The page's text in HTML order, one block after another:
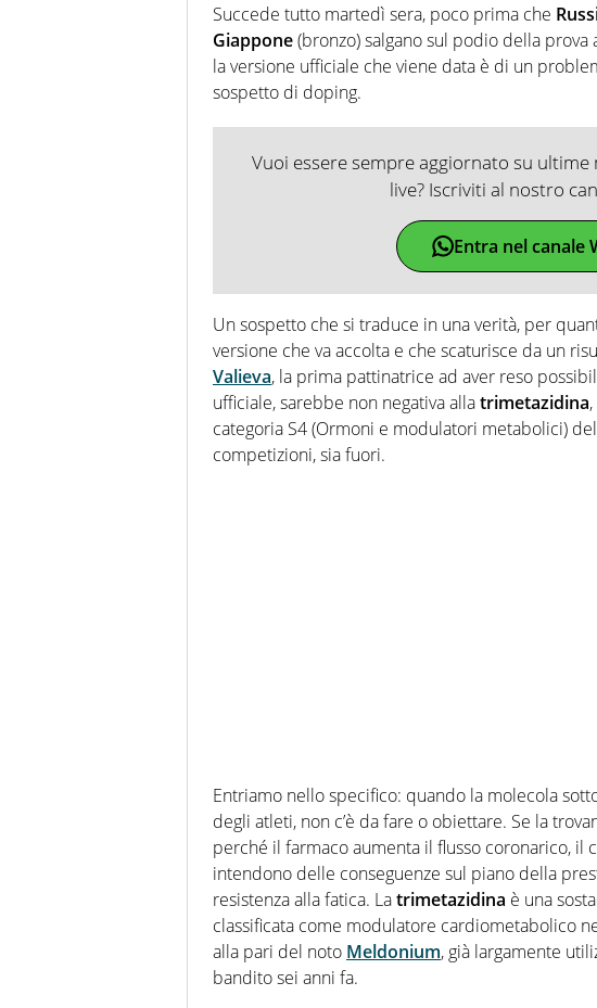
Succede tutto martedì sera, poco prima che
Giappone(bronzo) salgano sul podio della
la versione ufficiale che viene data è di un
sospetto di doping.
Vuoi essere sempre aggiornato su
live? Iscriviti al nostro
Entra nel canale
Un sospetto che si traduce in una verità, per
versione che va accolta e che scaturisce da un
Valieva, la prima pattinatrice ad aver reso
ufficiale, sarebbe non negativa allatrimetazidina
categoria S4 (Ormoni e modulatori metabolici)
competizioni, sia fuori.
Entriamo nello specifico: quando la molecola
degli atleti, non c’è da fare o obiettare. Se la
perché il farmaco aumenta il flusso coronarico, il
intendono delle conseguenze sul piano della
resistenza alla fatica. Latrimetazidina è una
classificata come modulatore cardiometabolico
alla pari del noto Meldonium, già largamente
bandito sei anni fa.